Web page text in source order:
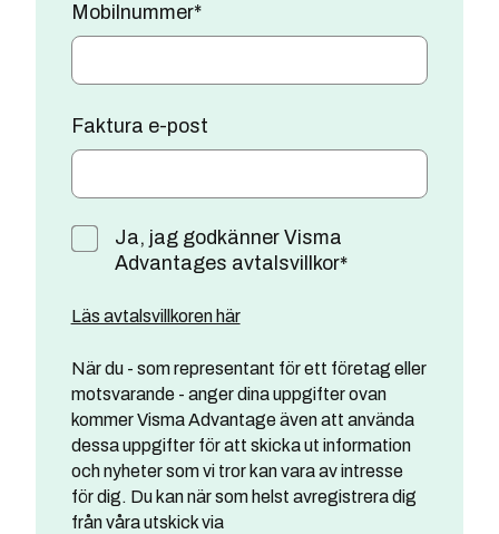
Mobilnummer*
Faktura e-post
Ja, jag godkänner Visma
Advantages avtalsvillkor*
Läs avtalsvillkoren här
När du - som representant för ett företag eller
motsvarande - anger dina uppgifter ovan
kommer Visma Advantage även att använda
dessa uppgifter för att skicka ut information
och nyheter som vi tror kan vara av intresse
för dig. Du kan när som helst avregistrera dig
från våra utskick via